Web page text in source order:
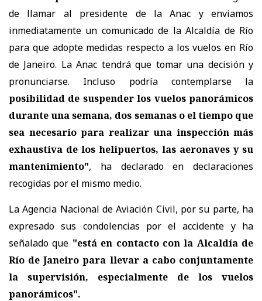
de llamar al presidente de la Anac y enviamos
inmediatamente un comunicado de la Alcaldía de Río
para que adopte medidas respecto a los vuelos en Río
de Janeiro. La Anac tendrá que tomar una decisión y
pronunciarse. Incluso podría contemplarse la
posibilidad de suspender los vuelos panorámicos
durante una semana, dos semanas o el tiempo que
sea necesario para realizar una inspección más
exhaustiva de los helipuertos, las aeronaves y su
mantenimiento", ha declarado en declaraciones
recogidas por el mismo medio.
La Agencia Nacional de Aviación Civil, por su parte, ha
expresado sus condolencias por el accidente y ha
señalado que "está en contacto con la Alcaldía de
Río de Janeiro para llevar a cabo conjuntamente
la supervisión, especialmente de los vuelos
panorámicos".